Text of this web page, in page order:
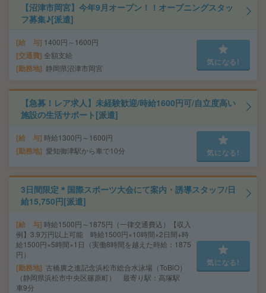
【沼津市岡宮】今年9月オープン！！オープニングスタッ
フ募集♪[派遣]
給 与 1400円～1600円
交通費 全額支給
勤務地 静岡県沼津市岡宮
気になる!
【急募！レア求人】未経験歓迎/時給1600円可/自立度高い
施設の生活サポート[派遣]
給 与 時給1300円～1600円
勤務地 愛知御津駅から車で10分 気になる!
3日間限定＊国際スポーツ大会にて案内・誘導スタッフ/日
給15,750円[派遣]
給 与 時給1500円～1875円（一律交通費込）【収入
例】3.9万円以上可能 時給1500円×10時間×2日間+時
給1500円×5時間×1日（実働8時間を越えた時給：1875
円）
勤務地
古橋廣之進記念浜松市総合水泳場（ToBiO）
（静岡県浜松市中央区篠原町） 最寄り駅：高塚駅
車9分
気になる!